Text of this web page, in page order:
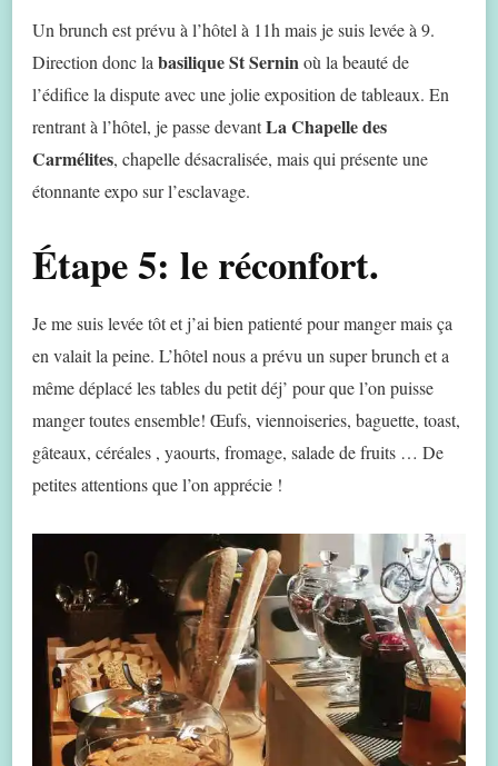
Un brunch est prévu à l’hôtel à 11h mais je suis levée à 9.
Direction donc la basilique St Serninoù la beauté de
l’édifice la dispute avec une jolie exposition de tableaux. En
rentrant à l’hôtel, je passe devantLa Chapelle des
Carmélites, chapelle désacralisée, mais qui présente une
étonnante expo sur l’esclavage.
Étape 5: le réconfort.
Je me suis levée tôt et j’ai bien patienté pour manger mais ça
en valait la peine. L’hôtel nous a prévu un super brunch et a
même déplacé les tables du petit déj’ pour que l’on puisse
manger toutes ensemble! Œufs, viennoiseries, baguette, toast,
gâteaux, céréales , yaourts, fromage, salade de fruits … De
petites attentions que l’on apprécie !